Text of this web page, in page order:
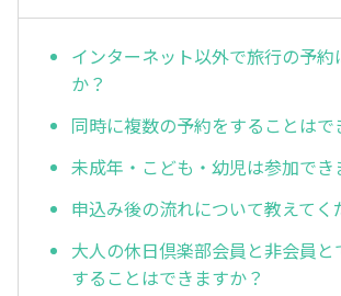
インターネット以外で旅行の予約
か？
同時に複数の予約をすることはで
未成年・こども・幼児は参加でき
申込み後の流れについて教えてく
大人の休日倶楽部会員と非会員と
することはできますか？